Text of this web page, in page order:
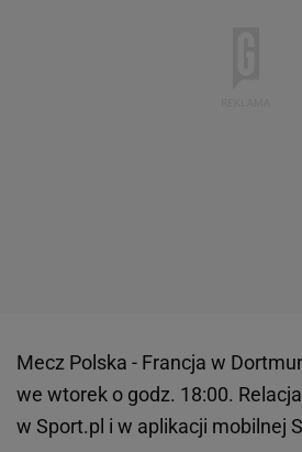
Mecz Polska - Francja w
we wtorek o godz. 18:00.
w Sport.pl i w aplikacji mobilnej